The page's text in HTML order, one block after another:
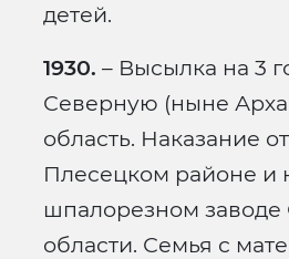
детей.
1930. – Высылка на 3
Северную (ныне
область. Наказание
Плесецком районе и
шпалорезном
области. Семья с